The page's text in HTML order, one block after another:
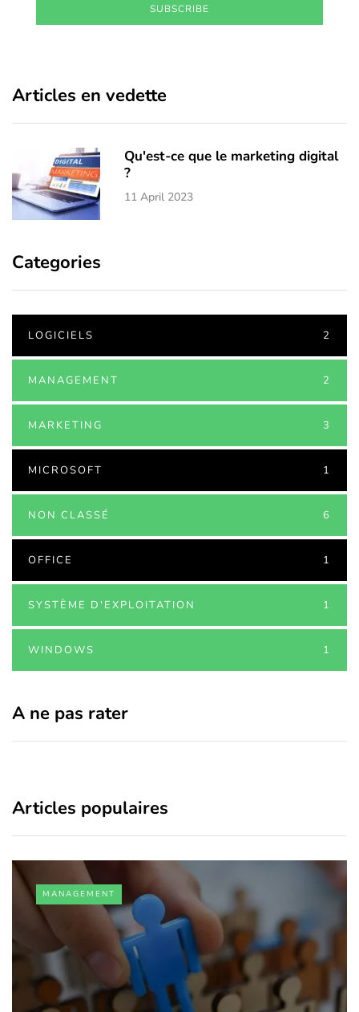
SUBSCRIBE
Articles en vedette
Qu'est-ce que le marketing digital
?
11 April 2023
Categories
LOGICIELS 2
MANAGEMENT 2
MARKETING 3
MICROSOFT 1
NON CLASSÉ 6
OFFICE 1
SYSTÈME D'EXPLOITATION 1
WINDOWS 1
A ne pas rater
Articles populaires
MANAGEMENT